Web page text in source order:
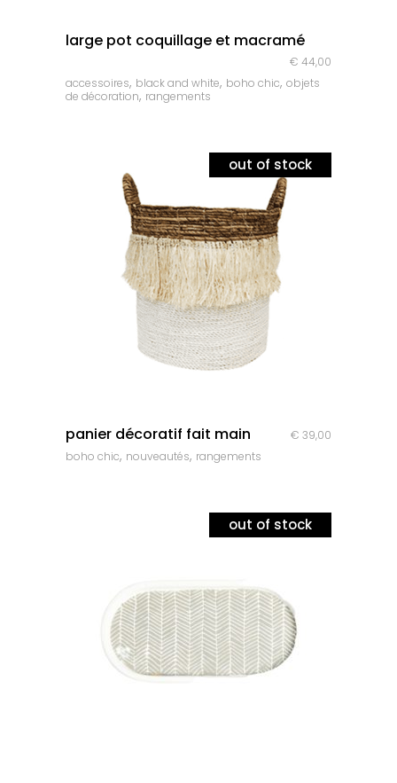
large pot coquillage et macramé
€ 44,00
accessoires, black and white, boho chic, objets
de décoration, rangements
out of stock
panier décoratif fait main € 39,00
boho chic, nouveautés, rangements
out of stock